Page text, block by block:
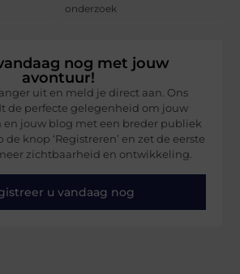
onderzoek
nog met jouw
avontuur!
uit en meld je direct aan. Ons
de perfecte gelegenheid om jouw
jouw blog met een breder publiek
knop ‘Registreren’ en zet de eerste
zichtbaarheid en ontwikkeling.
u vandaag nog